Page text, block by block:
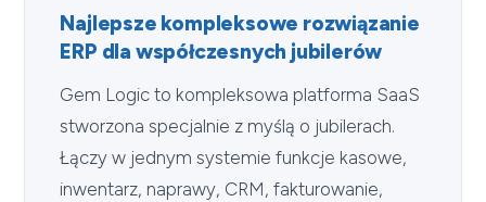
Najlepsze kompleksowe rozwiązanie
ERP dla współczesnych jubilerów
Gem Logic to kompleksowa platforma SaaS
stworzona specjalnie z myślą o jubilerach.
Łączy w jednym systemie funkcje kasowe,
inwentarz, naprawy, CRM, fakturowanie,